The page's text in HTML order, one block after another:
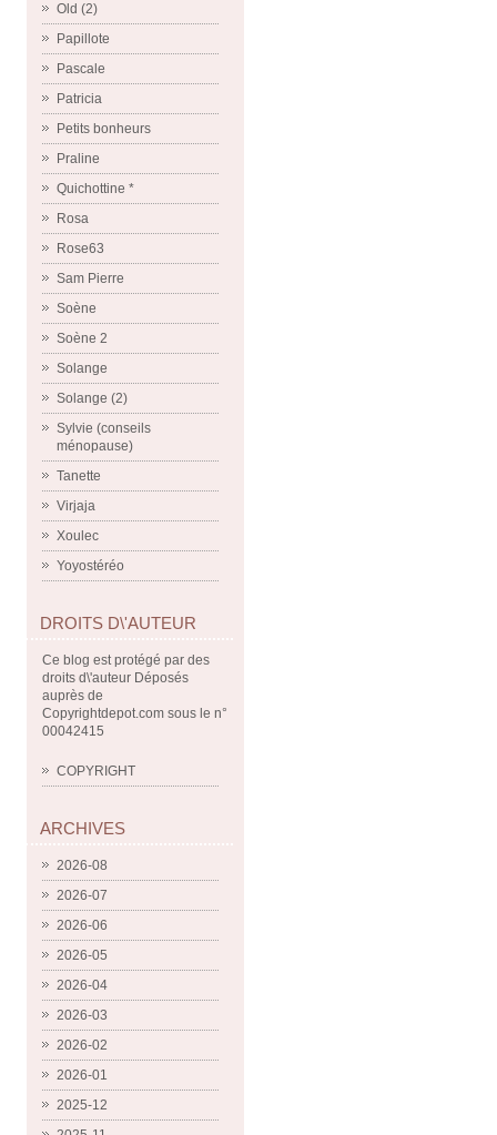
Old (2)
Papillote
Pascale
Patricia
Petits bonheurs
Praline
Quichottine *
Rosa
Rose63
Sam Pierre
Soène
Soène 2
Solange
Solange (2)
Sylvie (conseils
ménopause)
Tanette
Virjaja
Xoulec
Yoyostéréo
DROITS D\'AUTEUR
Ce blog est protégé par des
droits d\'auteur Déposés
auprès de
Copyrightdepot.com sous le n°
00042415
COPYRIGHT
ARCHIVES
2026-08
2026-07
2026-06
2026-05
2026-04
2026-03
2026-02
2026-01
2025-12